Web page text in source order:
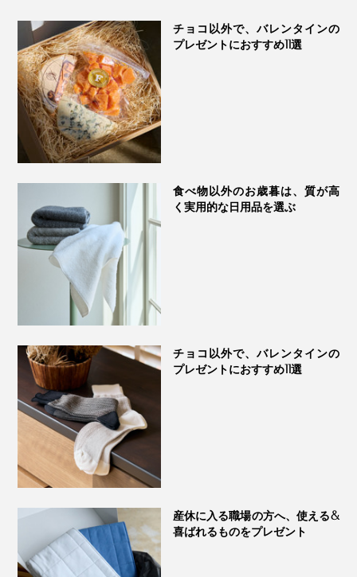
洗面所はもちろん、ジムや温泉、サウナにも。枕の上に
敷けば、寝ている間の汗を吸い取ってくれて快適です。
『UKIHA』フェイスタオルはこちら >>
ハンドタオル（縦35cm✕横34cm）
チョコ以外で、バレンタインの
プレゼントにおすすめ11選
食べ物以外のお歳暮は、質が高
く実用的な日用品を選ぶ
チョコ以外で、バレンタインの
プレゼントにおすすめ11選
産休に入る職場の方へ、使える&
喜ばれるものをプレゼント